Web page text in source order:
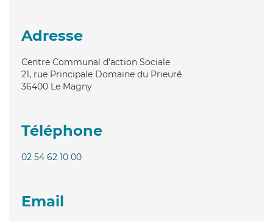
Adresse
Centre Communal d'action Sociale
21, rue Principale Domaine du Prieuré
36400 Le Magny
Téléphone
02 54 62 10 00
Email